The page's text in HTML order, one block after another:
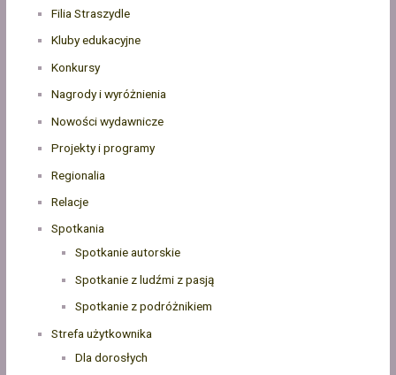
Filia Straszydle
Kluby edukacyjne
Konkursy
Nagrody i wyróżnienia
Nowości wydawnicze
Projekty i programy
Regionalia
Relacje
Spotkania
Spotkanie autorskie
Spotkanie z ludźmi z pasją
Spotkanie z podróżnikiem
Strefa użytkownika
Dla dorosłych